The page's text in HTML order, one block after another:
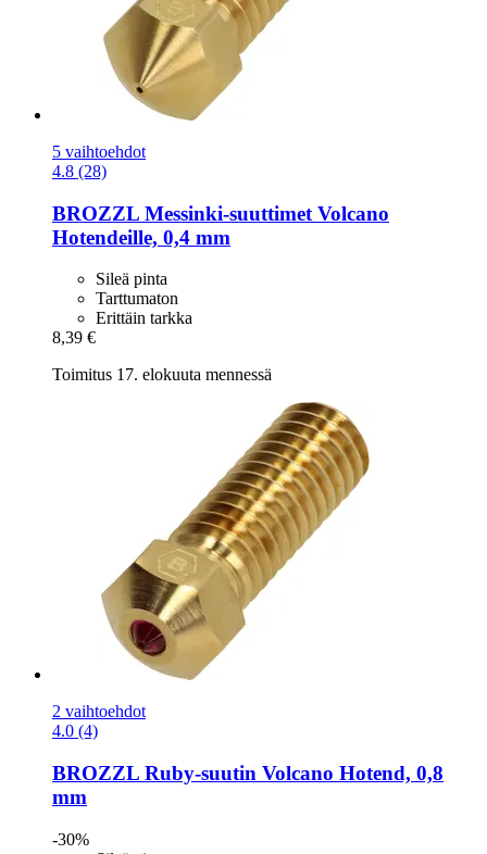
5 vaihtoehdot
4.8 (28)
BROZZL Messinki-​suuttimet Volcano
Hotendeille, 0,4 mm
Sileä pinta
Tarttumaton
Erittäin tarkka
8,39 €
Toimitus 17. elokuuta mennessä
2 vaihtoehdot
4.0 (4)
BROZZL Ruby-​suutin Volcano Hotend, 0,8
mm
-30%